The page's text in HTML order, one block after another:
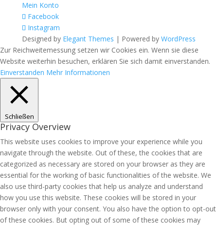
Mein Konto
Facebook
Instagram
Designed by Elegant Themes | Powered by WordPress
Zur Reichweitemessung setzen wir Cookies ein. Wenn sie diese
Website weiterhin besuchen, erklären Sie sich damit einverstanden.
Einverstanden Mehr Informationen
Schließen
Privacy Overview
This website uses cookies to improve your experience while you
navigate through the website. Out of these, the cookies that are
categorized as necessary are stored on your browser as they are
essential for the working of basic functionalities of the website. We
also use third-party cookies that help us analyze and understand
how you use this website. These cookies will be stored in your
browser only with your consent. You also have the option to opt-out
of these cookies. But opting out of some of these cookies may